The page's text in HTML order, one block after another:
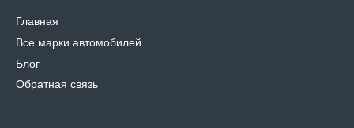
Главная
Все марки автомобилей
Блог
Обратная связь